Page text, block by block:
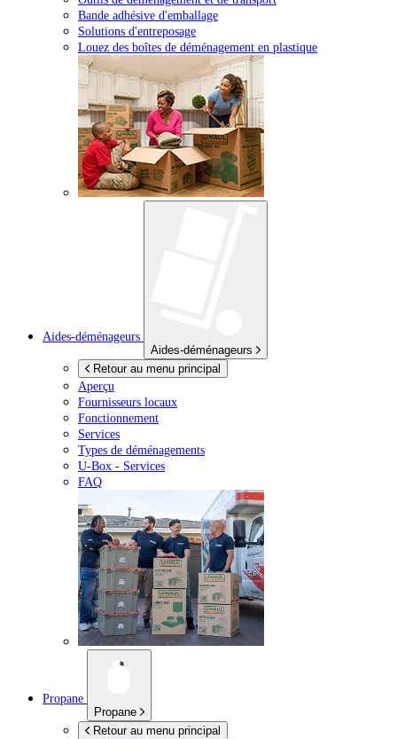
Bande adhésive d'emballage
Solutions d'entreposage
Louez des boîtes de déménagement en plastique
Aides-déménageurs
Aides-déménageurs
Retour au menu principal
Aperçu
Fournisseurs locaux
Fonctionnement
Services
Types de déménagements
U-Box - Services
FAQ
Propane
Propane
Retour au menu principal